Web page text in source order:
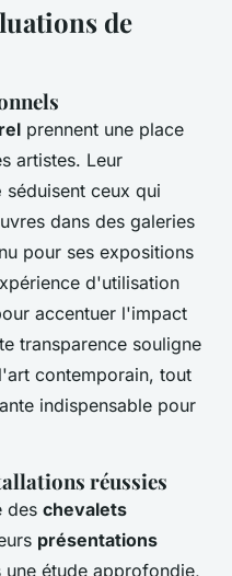
de
prennent une place
artistes. Leur
séduisent ceux qui
dans des galeries
pour ses expositions
d'utilisation
accentuer l'impact
transparence souligne
contemporain, tout
indispensable pour
réussies
des chevalets
présentations
une étude approfondie,